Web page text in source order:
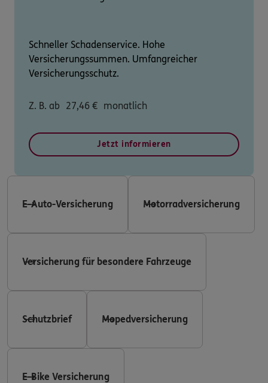
Schneller Schadenservice. Hohe
Versicherungssummen. Umfangreicher
Versicherungsschutz.
Z. B. ab 27,46 € monatlich
Jetzt informieren
E-Auto-Versicherung Motorradversicherung
Versicherung für besondere Fahrzeuge
Schutzbrief Mopedversicherung
E-Bike Versicherung